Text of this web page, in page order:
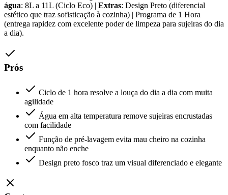
água: 8L a 11L (Ciclo Eco) | Extras: Design Preto (diferencial
estético que traz sofisticação à cozinha) | Programa de 1 Hora
(entrega rapidez com excelente poder de limpeza para sujeiras do dia
a dia).
Prós
Ciclo de 1 hora resolve a louça do dia a dia com muita
agilidade
Água em alta temperatura remove sujeiras encrustadas
com facilidade
Função de pré-lavagem evita mau cheiro na cozinha
enquanto não enche
Design preto fosco traz um visual diferenciado e elegante